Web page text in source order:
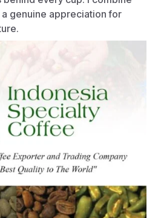
genuine appreciation for